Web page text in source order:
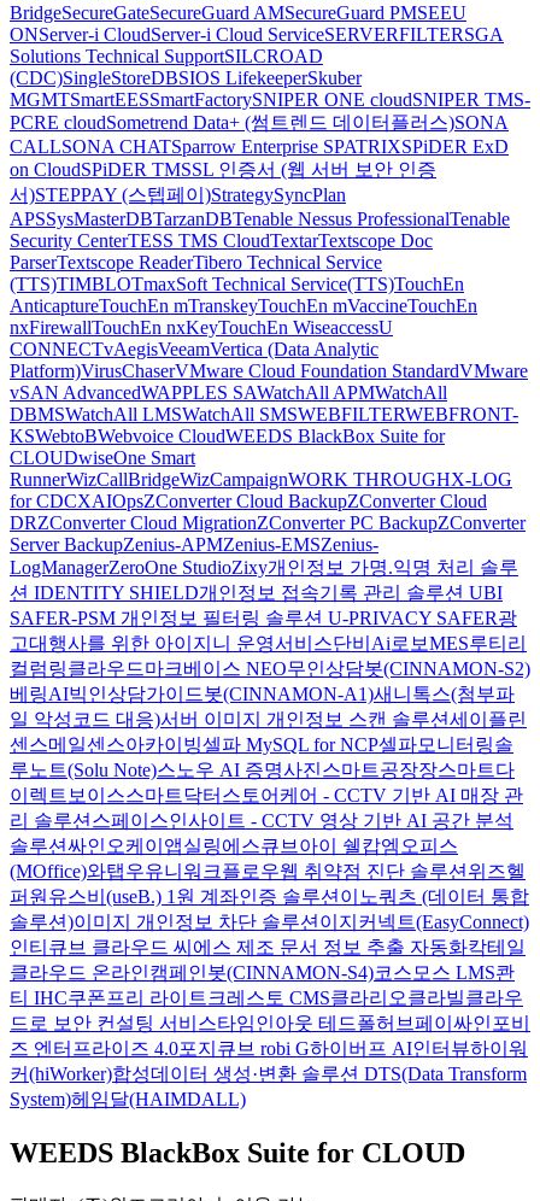
BridgeSecureGateSecureGuard AMSecureGuard PMSEEU
ONServer-i CloudServer-i Cloud ServiceSERVERFILTERSGA
Solutions Technical SupportSILCROAD
(CDC)SingleStoreDBSIOS LifekeeperSkuber
MGMTSmartEESSmartFactorySNIPER ONE cloudSNIPER TMS-
PCRE cloudSometrend Data+ (썸트렌드 데이터플러스)SONA
CALLSONA CHATSparrow Enterprise SPATRIXSPiDER ExD
on CloudSPiDER TMSSL 인증서 (웹 서버 보안 인증
서)STEPPAY (스텝페이)StrategySyncPlan
APSSysMasterDBTarzanDBTenable Nessus ProfessionalTenable
Security CenterTESS TMS CloudTextarTextscope Doc
ParserTextscope ReaderTibero Technical Service
(TTS)TIMBLOTmaxSoft Technical Service(TTS)TouchEn
AnticaptureTouchEn mTranskeyTouchEn mVaccineTouchEn
nxFirewallTouchEn nxKeyTouchEn WiseaccessU
CONNECTvAegisVeeamVertica (Data Analytic
Platform)VirusChaserVMware Cloud Foundation StandardVMware
vSAN AdvancedWAPPLES SAWatchAll APMWatchAll
DBMSWatchAll LMSWatchAll SMSWEBFILTERWEBFRONT-
KSWebtoBWebvoice CloudWEEDS BlackBox Suite for
CLOUDwiseOne Smart
RunnerWizCallBridgeWizCampaignWORK THROUGHX-LOG
for CDCXAIOpsZConverter Cloud BackupZConverter Cloud
DRZConverter Cloud MigrationZConverter PC BackupZConverter
Server BackupZenius-APMZenius-EMSZenius-
LogManagerZeroOne StudioZixy개인정보 가명.익명 처리 솔루
션 IDENTITY SHIELD개인정보 접속기록 관리 솔루션 UBI
SAFER-PSM 개인정보 필터링 솔루션 U-PRIVACY SAFER광
고대행사를 위한 아이지니 운영서비스단비Ai로보MES루티 리
컬럼링클라우드마크베이스 NEO무인상담봇(CINNAMON-S2)
베링AI빅인상담가이드봇(CINNAMON-A1)새니톡스(첨부파
일 악성코드 대응)서버 이미지 개인정보 스캔 솔루션세이플린
센스메일센스아카이빙셀파 MySQL for NCP셀파모니터링솔
루노트(Solu Note)스노우 AI 증명사진스마트공장장스마트다
이렉트보이스스마트닥터 스토어케어 - CCTV 기반 AI 매장 관
리 솔루션 스페이스인사이트 - CCTV 영상 기반 AI 공간 분석
솔루션싸인오케이 앱실링에스큐브아이 쉘캅엠오피스
(MOffice)와탭우유니 워크플로우웹 취약점 진단 솔루션 위즈헬
퍼원 유스비(useB.) 1원 계좌인증 솔루션 이노쿼츠 (데이터 통합
솔루션)이미지 개인정보 차단 솔루션 이지커넥트(EasyConnect)
인티큐브 클라우드 씨에스 제조 문서 정보 추출 자동화칵테일
클라우드 온라인캠페인봇(CINNAMON-S4)코스모스 LMS콴
티 IHC쿠폰프리 라이트 크레스토 CMS클라리오클라빌클라우
드로 보안 컨설팅 서비스타임인아웃 테드폴허브페이싸인 포비
즈 엔터프라이즈 4.0포지큐브 robi G하이버프 AI인터뷰하이워
커(hiWorker)합성데이터 생성·변환 솔루션 DTS(Data Transform
System)헤임달(HAIMDALL)
WEEDS BlackBox Suite for CLOUD